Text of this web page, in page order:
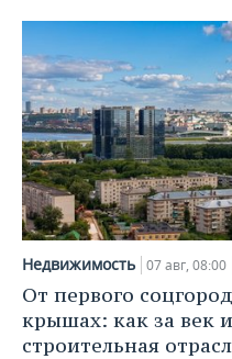
Недвижимость 07 авг, 08:00
От первого
крышах: как за век
строительная